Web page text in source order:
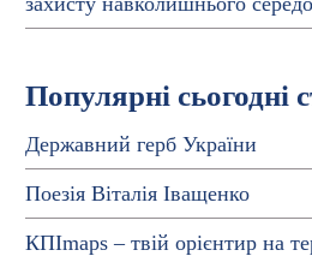
Популярні сьогодні
Державний герб України
Поезія Віталія Іващенко
КПІmaps – твій орієнтир на